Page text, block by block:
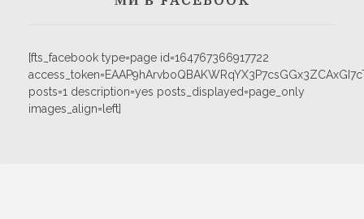
[fts_facebook type=page id=164767366917722
posts=1 description=yes posts_displayed=page_only
images_align=left]